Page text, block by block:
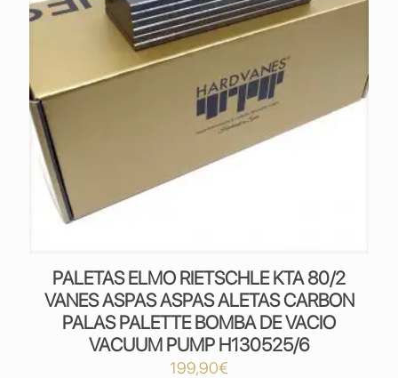
PALETAS ELMO RIETSCHLE KTA 80/2
VANES ASPAS ASPAS ALETAS CARBON
PALAS PALETTE BOMBA DE VACIO
VACUUM PUMP H130525/6
199,90€